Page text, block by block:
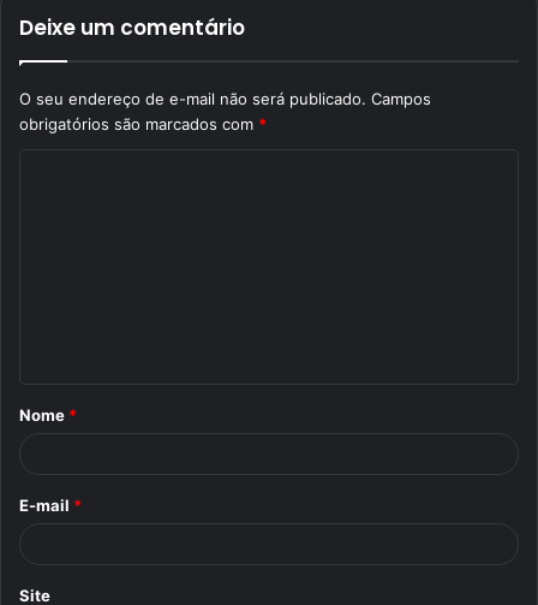
Deixe um comentário
O seu endereço de e-mail não será publicado. Campos
obrigatórios são marcados com *
r
Nome *
E-mail *
Site